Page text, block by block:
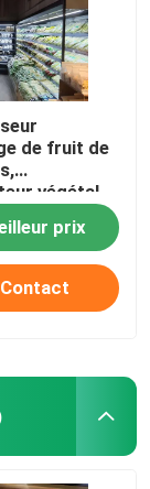
de fruit de
végétal
de
vent
prix
Contact